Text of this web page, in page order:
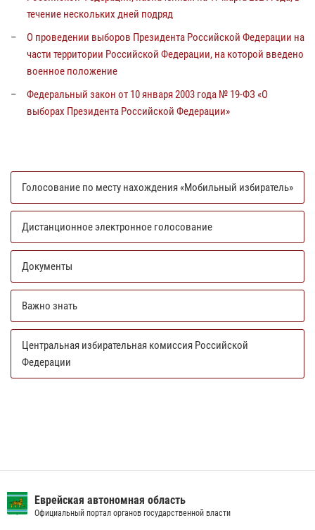
течение нескольких дней подряд
О проведении выборов Президента Российской Федерации на
части территории Российской Федерации, на которой введено
военное положение
Федеральный закон от 10 января 2003 года № 19-ФЗ «О
выборах Президента Российской Федерации»
Голосование по месту нахождения «Мобильный избиратель»
Дистанционное электронное голосование
Документы
Важно знать
Центральная избирательная комиссия Российской
Федерации
Еврейская автономная область
Официальный портал органов государственной власти